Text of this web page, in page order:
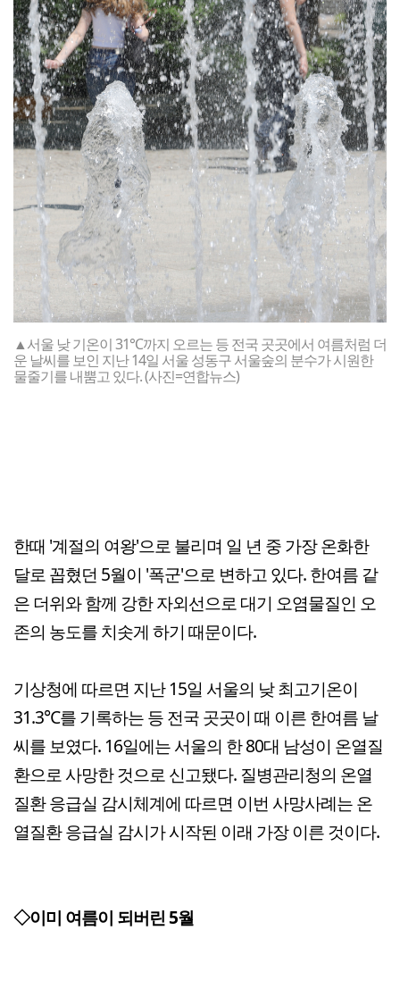
▲서울 낮 기온이 31℃까지 오르는 등 전국 곳곳에서 여름처럼 더
운 날씨를 보인 지난 14일 서울 성동구 서울숲의 분수가 시원한
물줄기를 내뿜고 있다. (사진=연합뉴스)
한때 '계절의 여왕'으로 불리며 일 년 중 가장 온화한
달로 꼽혔던 5월이 '폭군'으로 변하고 있다. 한여름 같
은 더위와 함께 강한 자외선으로 대기 오염물질인 오
존의 농도를 치솟게 하기 때문이다.
기상청에 따르면 지난 15일 서울의 낮 최고기온이
31.3℃를 기록하는 등 전국 곳곳이 때 이른 한여름 날
씨를 보였다. 16일에는 서울의 한 80대 남성이 온열질
환으로 사망한 것으로 신고됐다. 질병관리청의 온열
질환 응급실 감시체계에 따르면 이번 사망사례는 온
열질환 응급실 감시가 시작된 이래 가장 이른 것이다.
◇이미 여름이 되버린 5월